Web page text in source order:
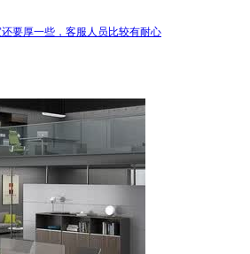
要厚一些，客服人员比较有耐心